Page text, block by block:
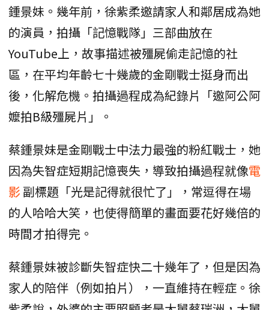
鍾景妹。幾年前，徐紫柔邀請家人和鄰居成為她
的演員，拍攝「記憶戰隊」三部曲放在
YouTube上，故事描述被殭屍偷走記憶的社
區，在平均年齡七十幾歲的金剛戰士挺身而出
後，化解危機。拍攝過程成為紀錄片「邀阿公阿
嬤拍B級殭屍片」。
蔡鍾景妹是金剛戰士中法力最強的粉紅戰士，她
因為失智症短期記憶喪失，導致拍攝過程就像電
影 副標題「光是記得就很忙了」，常逗得在場
的人哈哈大笑，也使得簡單的畫面要花好幾倍的
時間才拍得完。
蔡鍾景妹被診斷失智症快二十幾年了，但是因為
家人的陪伴（例如拍片），一直維持在輕症。徐